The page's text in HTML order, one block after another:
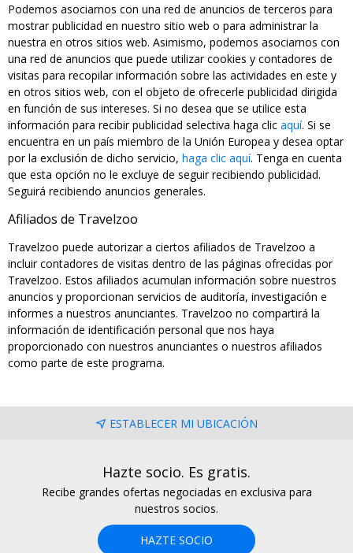
Podemos asociarnos con una red de anuncios de terceros para
mostrar publicidad en nuestro sitio web o para administrar la
nuestra en otros sitios web. Asimismo, podemos asociarnos con
una red de anuncios que puede utilizar cookies y contadores de
visitas para recopilar información sobre las actividades en este y
en otros sitios web, con el objeto de ofrecerle publicidad dirigida
en función de sus intereses. Si no desea que se utilice esta
información para recibir publicidad selectiva haga clic aquí. Si se
encuentra en un país miembro de la Unión Europea y desea optar
por la exclusión de dicho servicio, haga clic aquí. Tenga en cuenta
que esta opción no le excluye de seguir recibiendo publicidad.
Seguirá recibiendo anuncios generales.
Afiliados de Travelzoo
Travelzoo puede autorizar a ciertos afiliados de Travelzoo a
incluir contadores de visitas dentro de las páginas ofrecidas por
Travelzoo. Estos afiliados acumulan información sobre nuestros
anuncios y proporcionan servicios de auditoría, investigación e
informes a nuestros anunciantes. Travelzoo no compartirá la
información de identificación personal que nos haya
proporcionado con nuestros anunciantes o nuestros afiliados
como parte de este programa.
ESTABLECER MI UBICACIÓN
Hazte socio. Es gratis.
Recibe grandes ofertas negociadas en exclusiva para
nuestros socios.
HAZTE SOCIO